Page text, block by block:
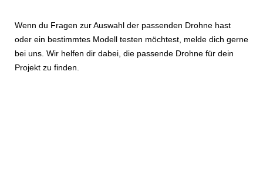
Wenn du Fragen zur Auswahl der passenden Drohne hast
oder ein bestimmtes Modell testen möchtest, melde dich gerne
bei uns. Wir helfen dir dabei, die passende Drohne für dein
Projekt zu finden.